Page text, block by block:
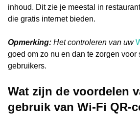
inhoud. Dit zie je meestal in
die gratis internet bieden.
Opmerking: Het controleren van uw
goed om zo nu en dan te zorgen voor
gebruikers.
Wat zijn de voordelen
gebruik van Wi-Fi QR-